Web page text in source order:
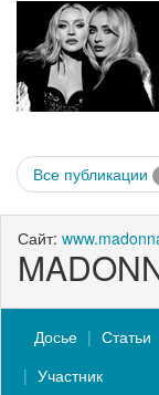
Все публикации
Сайт:
Досье Статьи
Участник